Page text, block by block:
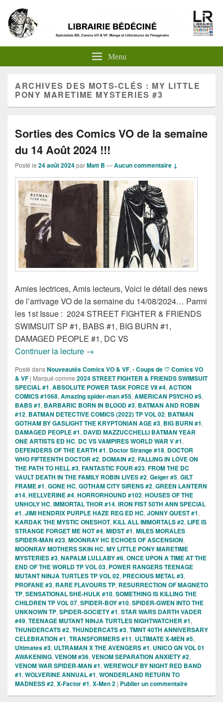
Menu
ARCHIVES DES MOTS-CLÉS : MY LITTLE
PONY MARETIME MYSTERIES #3
Sorties des Comics VO de la semaine
du 14 Août 2024 !!!
Posté le 24 août 2024parMatt B —Aucun commentaire ↓
Amies lectrices, Amis lecteurs, Voici le détail des news
de l’arrivage VO de la semaine du 14/08/2024… Parmi
les 1st Issue : 2024 STREET FIGHTER & FRIENDS
SWIMSUIT SP #1, BABS #1, BIG BURN #1,
DAMAGED PEOPLE #1, DC VS
Continuer la lecture Sorties des Comics VO de la semaine
→
Posté dansNouveautés Comics VO & VF, › Coups de ♡ Comics VO
& VF | Marqué comme 2024 STREET FIGHTER & FRIENDS SWIMSUIT
SPECIAL #1, ABSOLUTE POWER TASK FORCE VII #4, ACTION
COMICS #1068, Amazing spider-man #55, AMERICAN PSYCHO #5,
BABS #1, BARBARIC BORN IN BLOOD #3, BATMAN AND ROBIN
#12, BATMAN DETECTIVE COMICS (2022) TP VOL 02, BATMAN
GOTHAM BY GASLIGHT THE KRYPTONIAN AGE #3, BIG BURN #1,
DAMAGED PEOPLE #1, DAVID MAZZUCCHELLI BATMAN YEAR
ONE ARTISTS ED HC, DC VS VAMPIRES WORLD WAR V #1,
DEFENDERS OF THE EARTH #1, Doctor Strange #18, DOCTOR
WHO FIFTEENTH DOCTOR #2, DOMAIN #2, FALLING IN LOVE ON
THE PATH TO HELL #3, FANTASTIC FOUR #23, FROM THE DC
VAULT DEATH IN THE FAMILY ROBIN LIVES #2, Geiger #5, GILT
FRAME #1, GONE HC, GOTHAM CITY SIRENS #2, GREEN LANTERN
#14, HELLVERINE #4, HORRORHOUND #102, HOUSES OF THE
UNHOLY HC, IMMORTAL THOR #14, IRON FIST 50TH ANN SPECIAL
#1, JIMI HENDRIX PURPLE HAZE REG ED HC, JONNY QUEST #1,
KARDAK THE MYSTIC ONESHOT, KILL ALL IMMORTALS #2, LIFE IS
STRANGE FORGET ME NOT #4, MIDST #1, MILES MORALES
SPIDER-MAN #23, MOONRAY HC ECHOES OF ASCENSION,
MOONRAY MOTHERS SKIN HC, MY LITTLE PONY MARETIME
MYSTERIES #3, NAPALM LULLABY #6, ONCE UPON A TIME AT THE
END OF THE WORLD TP VOL 03, POWER RANGERS TEENAGE
MUTANT NINJA TURTLES TP VOL 02, PRECIOUS METAL #3,
PROFANE #3, RARE FLAVOURS TP, RESURRECTION OF MAGNETO
TP, SENSATIONAL SHE-HULK #10, SOMETHING IS KILLING THE
CHILDREN TP VOL 07, SPIDER-BOY #10, SPIDER-GWEN INTO THE
UNKNOWN TP, SPIDER-SOCIETY #1, STAR WARS DARTH VADER
#49, TEENAGE MUTANT NINJA TURTLES NIGHTWATCHER #1,
THUNDERCATS #2, THUNDERCATS #3, TMNT 40TH ANNIVERSARY
CELEBRATION #1, TRANSFORMERS #11, ULTIMATE X-MEN #5,
Ultimates #3, ULTRAMAN X THE AVENGERS #1, UNICO GN VOL 01
AWAKENING, VENOM #36, VENOM SEPARATION ANXIETY #2,
VENOM WAR SPIDER-MAN #1, WEREWOLF BY NIGHT RED BAND
#1, WOLVERINE ANNUAL #1, WONDERLAND RETURN TO
MADNESS #2, X-Factor #1, X-Men 2 | Publier un commentaire